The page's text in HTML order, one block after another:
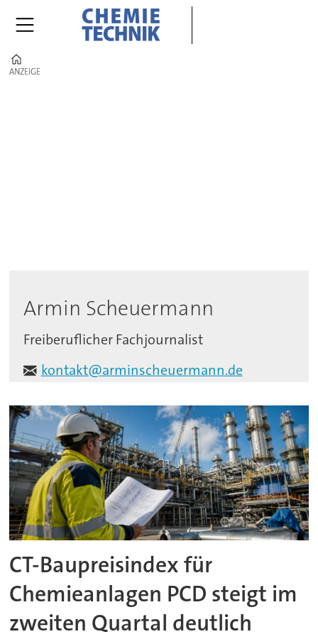
ANZEIGE
ANZEIGE
Armin Scheuermann
Freiberuflicher Fachjournalist
kontakt@arminscheuermann.de
CT-Baupreisindex für
Chemieanlagen PCD steigt im
zweiten Quartal deutlich